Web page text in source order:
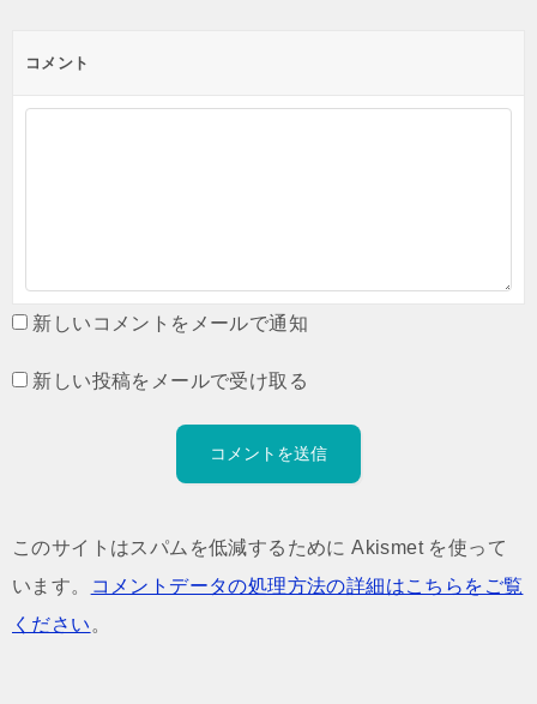
コメント
新しいコメントをメールで通知
新しい投稿をメールで受け取る
このサイトはスパムを低減するために Akismet を使って
います。
コメントデータの処理方法の詳細はこちらをご覧
ください 。